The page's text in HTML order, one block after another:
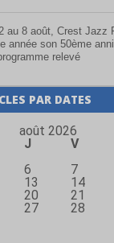
au 8 août, Crest Jazz
année son 50ème
relevé
PAR DATES
août 2026
J V
6 7
13 14
20 21
27 28